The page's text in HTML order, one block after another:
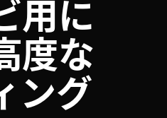
用に
度な
ング